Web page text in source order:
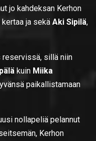
jo kahdeksan Kerhon
kertaa ja sekäAki Sipilä,
reservissä, sillä niin
kuin Miika
paikallistamaan
nollapeliä pelannut
Kerhon